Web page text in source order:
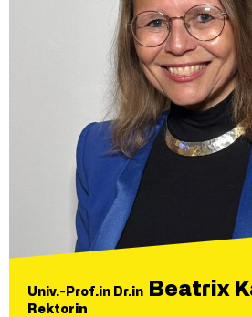
Univ.-Prof.in Dr.in Beatrix
Rektorin